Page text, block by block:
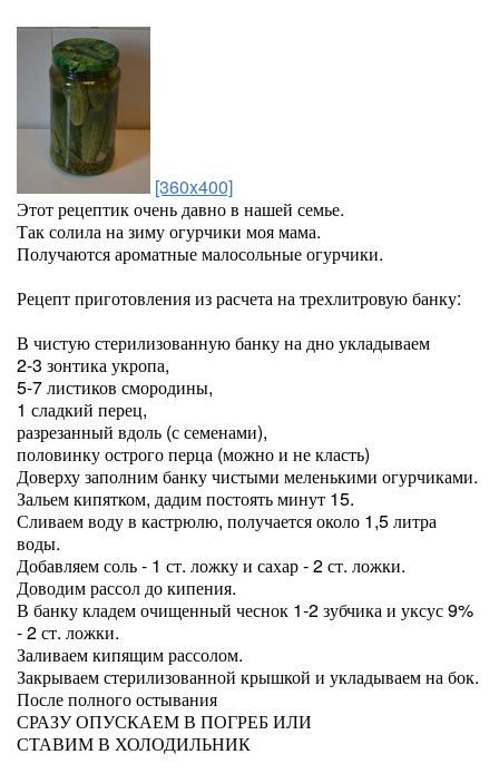
[360x400]
Этот рецептик очень давно в нашей семье.
Так солила на зиму огурчики моя мама.
Получаются ароматные малосольные огурчики.
Рецепт приготовления из расчета на трехлитровую банку:
В чистую стерилизованную банку на дно укладываем
2-3 зонтика укропа,
5-7 листиков смородины,
1 сладкий перец,
разрезанный вдоль (с семенами),
половинку острого перца (можно и не класть)
Доверху заполним банку чистыми меленькими огурчиками.
Зальем кипятком, дадим постоять минут 15.
Сливаем воду в кастрюлю, получается около 1,5 литра
воды.
Добавляем соль - 1 ст. ложку и сахар - 2 ст. ложки.
Доводим рассол до кипения.
В банку кладем очищенный чеснок 1-2 зубчика и уксус 9%
- 2 ст. ложки.
Заливаем кипящим рассолом.
Закрываем стерилизованной крышкой и укладываем на бок.
После полного остывания
СРАЗУ ОПУСКАЕМ В ПОГРЕБ ИЛИ
СТАВИМ В ХОЛОДИЛЬНИК